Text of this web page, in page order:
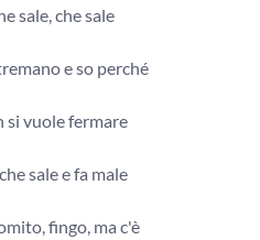
sale, che sale
e so perché
si vuole fermare
sale e fa male
fingo, ma c'è